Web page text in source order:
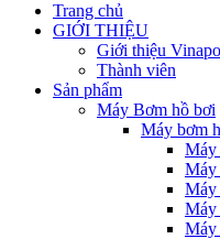
Trang chủ
GIỚI THIỆU
Giới thiệu
Thành viên
Sản phẩm
Máy Bơm hồ bơi
Máy bơm
Máy
Máy
Máy
Máy
Máy